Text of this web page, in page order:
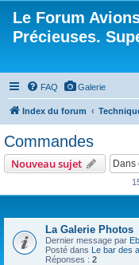
Le Forum
Précieuses.
FAQ Galerie
Index du forum
Commandes
Nouveau sujet
La Galerie Photos
Dernier message par
Posté dans Le bar des
Réponses : 2